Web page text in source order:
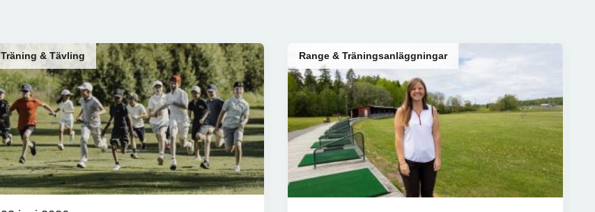
Träning & Tävling Range & Träningsanläggningar